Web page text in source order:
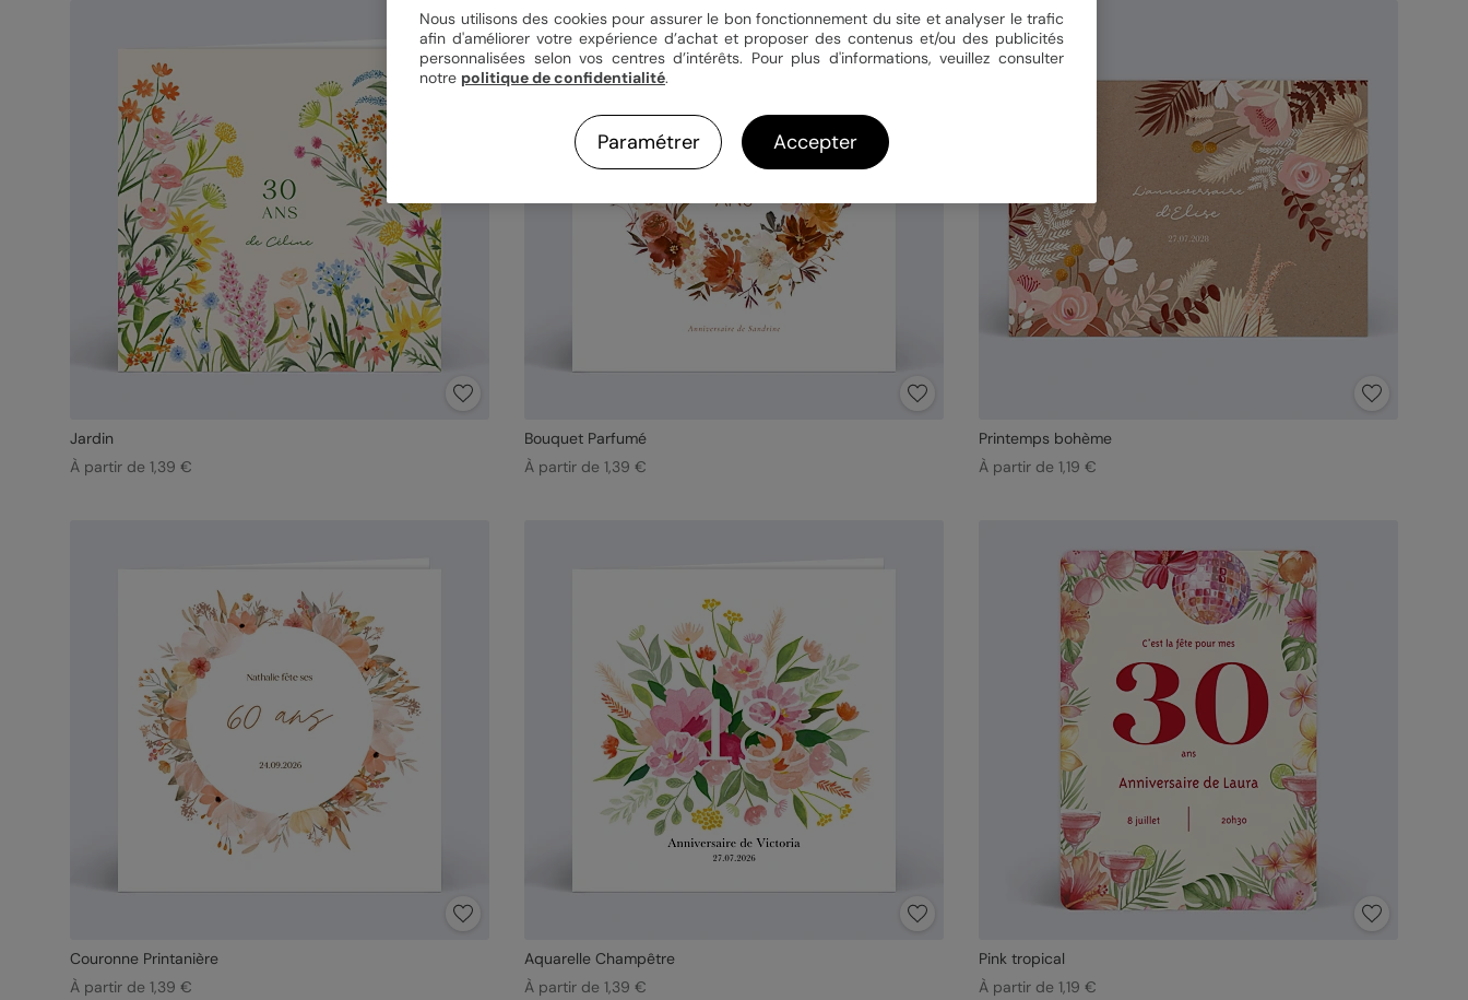
Jardin
À partir de 1,39 €
Bouquet Parfumé
À partir de 1,39 €
Printemps bohème
À partir de 1,19 €
Couronne Printanière
À partir de 1,39 €
Aquarelle Champêtre
À partir de 1,39 €
Pink tropical
À partir de 1,19 €
Nous utilisons des cookies pour assurer le bon fonctionnement du site et analyser le trafic
afin d'améliorer votre expérience d’achat et proposer des contenus et/ou des publicités
personnalisées selon vos centres d’intérêts. Pour plus d'informations, veuillez consulter
notre politique de confidentialité.
Paramétrer Accepter